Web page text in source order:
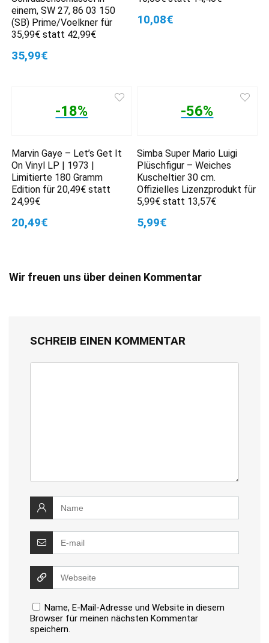
einem, SW 27, 86 03 150
(SB) Prime/Voelkner für
35,99€ statt 42,99€
35,99€
10,08€
-18%
Marvin Gaye – Let’s Get It
On Vinyl LP | 1973 |
Limitierte 180 Gramm
Edition für 20,49€ statt
24,99€
20,49€
-56%
Simba Super Mario Luigi
Plüschfigur – Weiches
Kuscheltier 30 cm.
Offizielles Lizenzprodukt für
5,99€ statt 13,57€
5,99€
Wir freuen uns über deinen Kommentar
SCHREIB EINEN KOMMENTAR
Name, E-Mail-Adresse und Website in diesem
Browser für meinen nächsten Kommentar
speichern.